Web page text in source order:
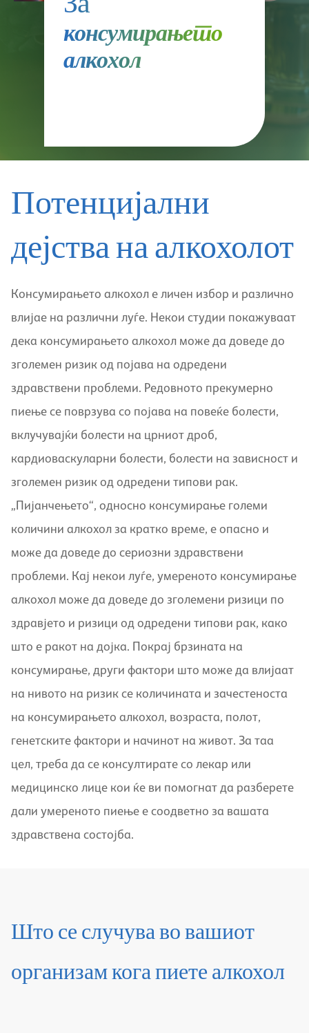
консумирањето
алкохол
Потенцијални
дејства на алкохолот
Консумирањето алкохол е личен избор и различно
влијае на различни луѓе. Некои студии покажуваат
дека консумирањето алкохол може да доведе до
зголемен ризик од појава на одредени
здравствени проблеми. Редовното прекумерно
пиење се поврзува со појава на повеќе болести,
вклучувајќи болести на црниот дроб,
кардиоваскуларни болести, болести на зависност и
зголемен ризик од одредени типови рак.
„Пијанчењето“, односно консумирање големи
количини алкохол за кратко време, е опасно и
може да доведе до сериозни здравствени
проблеми. Кај некои луѓе, умереното консумирање
алкохол може да доведе до зголемени ризици по
здравјето и ризици од одредени типови рак, како
што е ракот на дојка. Покрај брзината на
консумирање, други фактори што може да влијаат
на нивото на ризик се количината и зачестеноста
на консумирањето алкохол, возраста, полот,
генетските фактори и начинот на живот. За таа
цел, треба да се консултирате со лекар или
медицинско лице кои ќе ви помогнат да разберете
дали умереното пиење е соодветно за вашата
здравствена состојба.
Што се случува во вашиот
организам кога пиете алкохол